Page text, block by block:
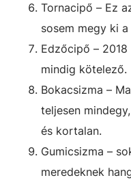
Tornacipő – Ez
sosem megy ki
Edzőcipő –
mindig kötelező.
Bokacsizma –
teljesen
és kortalan.
Gumicsizma –
meredeknek